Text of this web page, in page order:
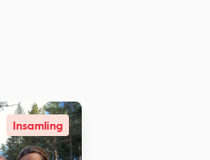
Insamling